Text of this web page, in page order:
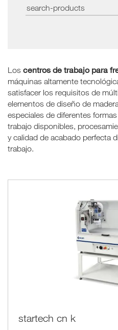
Los centros de trabajo para
máquinas altamente
satisfacer los requisitos de
elementos de diseño de
especiales de diferentes
trabajo disponibles,
y calidad de acabado perfecta
trabajo.
startech cn k